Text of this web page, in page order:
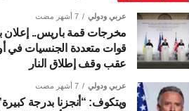
عربي ودولي 7 أشهر مضت
مخرجات قمة باريس.. إعلان
قوات متعددة الجنسيات في
عقب وقف إطلاق النار
عربي ودولي 7 أشهر مضت
ويتكوف: “أنجزنا بدرجة